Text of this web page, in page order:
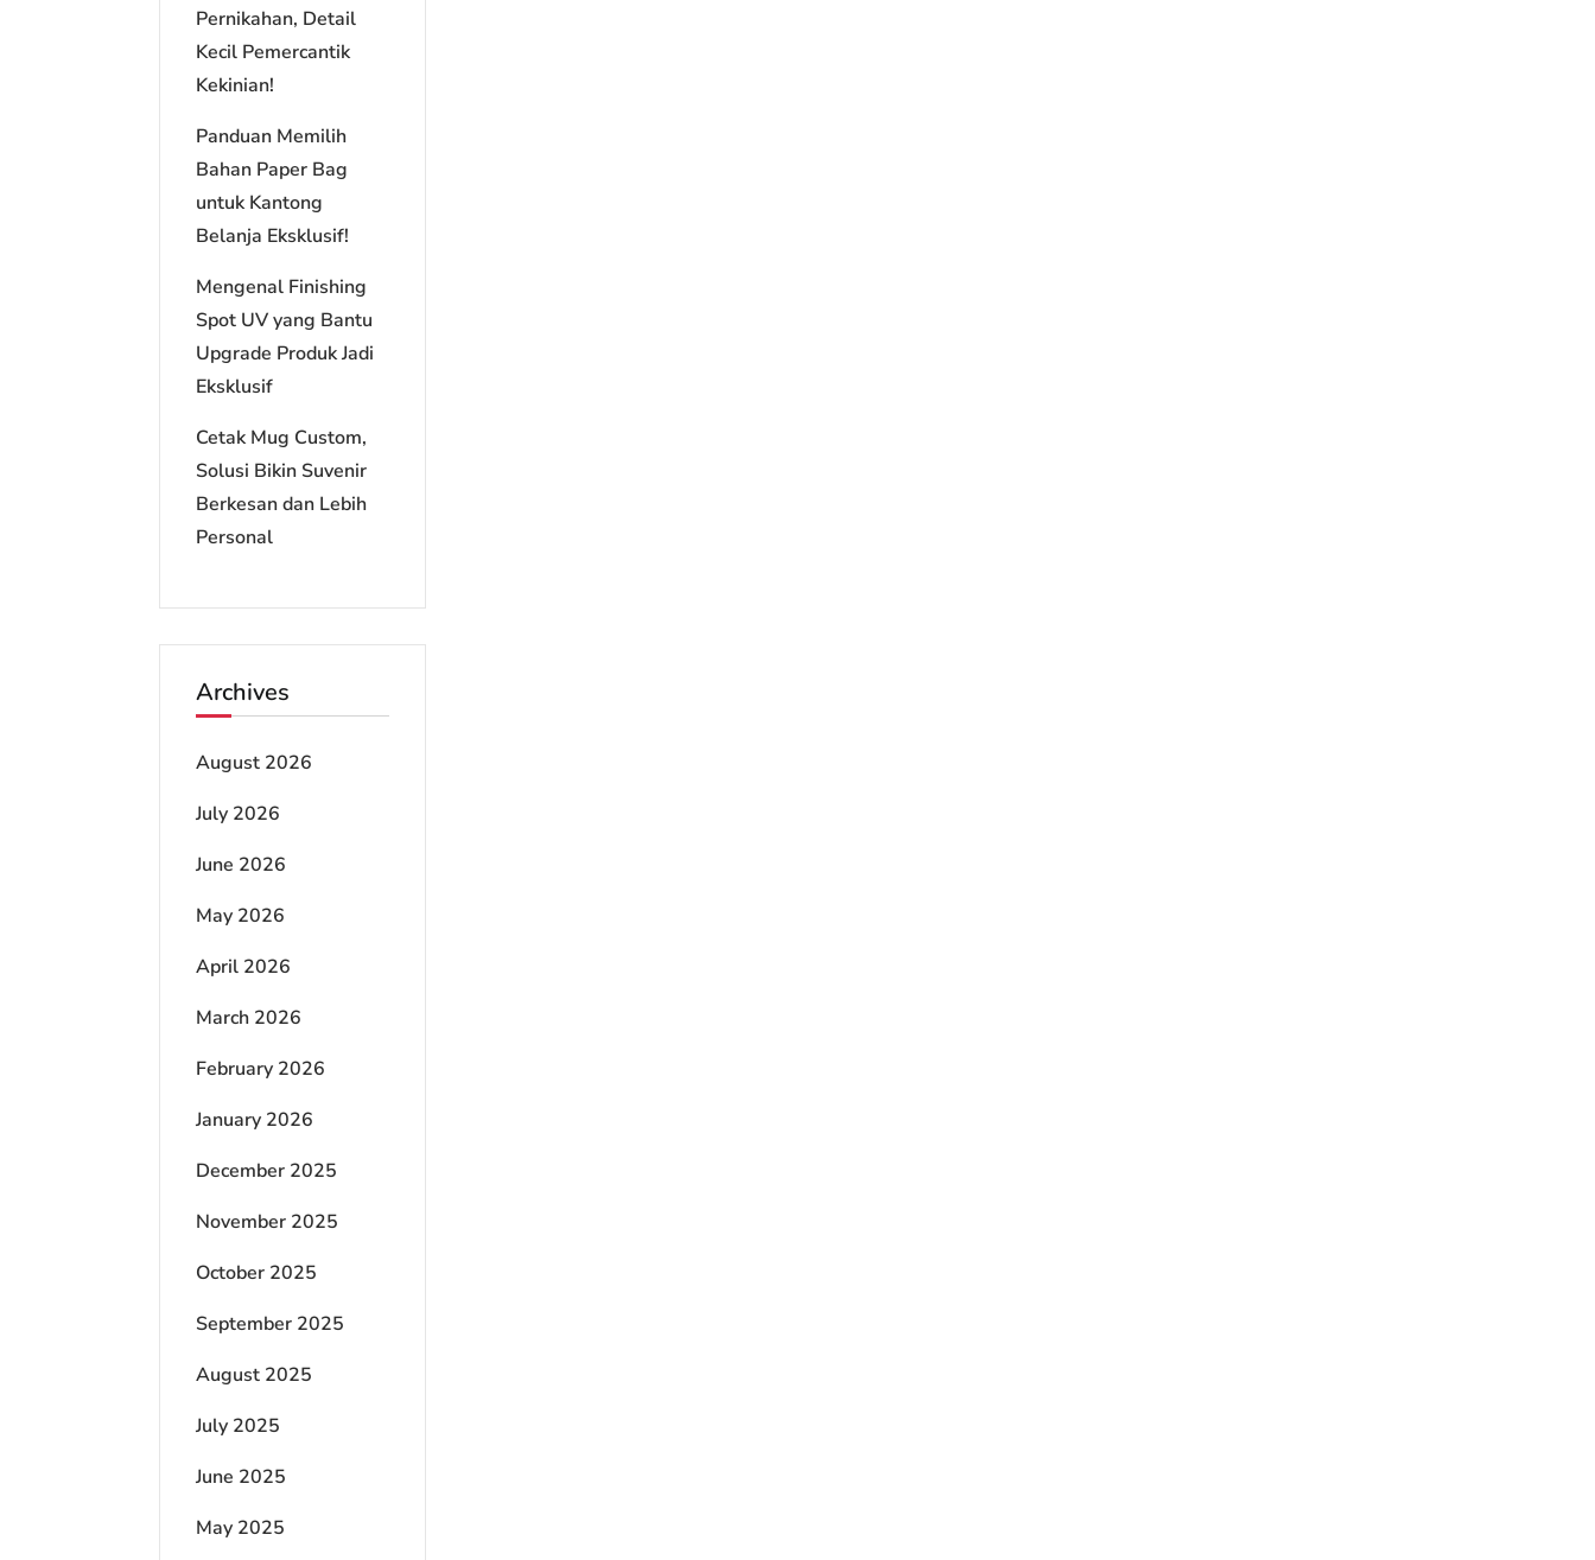
Pernikahan, Detail
Kecil Pemercantik
Kekinian!
Panduan Memilih
Bahan Paper Bag
untuk Kantong
Belanja Eksklusif!
Mengenal Finishing
Spot UV yang Bantu
Upgrade Produk Jadi
Eksklusif
Cetak Mug Custom,
Solusi Bikin Suvenir
Berkesan dan Lebih
Personal
Archives
August 2026
July 2026
June 2026
May 2026
April 2026
March 2026
February 2026
January 2026
December 2025
November 2025
October 2025
September 2025
August 2025
July 2025
June 2025
May 2025